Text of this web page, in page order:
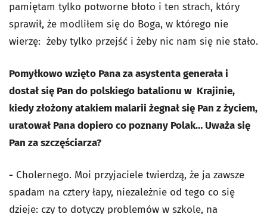
pamiętam tylko potworne błoto i ten strach, który
sprawił, że modliłem się do Boga, w którego nie
wierzę: żeby tylko przejść i żeby nic nam się nie stało.
Pomyłkowo wzięto Pana za asystenta generała i
dostał się Pan do polskiego batalionu w Krajinie,
kiedy złożony atakiem malarii żegnał się Pan z życiem,
uratował Pana dopiero co poznany Polak… Uważa się
Pan za szczęściarza?
- Cholernego. Moi przyjaciele twierdzą, że ja zawsze
spadam na cztery łapy, niezależnie od tego co się
dzieje: czy to dotyczy problemów w szkole, na